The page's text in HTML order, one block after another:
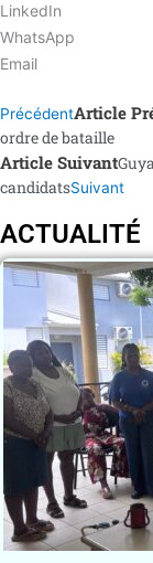
LinkedIn
WhatsApp
Email
PrécédentArticle
ordre de bataille
Article Suivant
candidatsSuivant
ACTUALITÉ